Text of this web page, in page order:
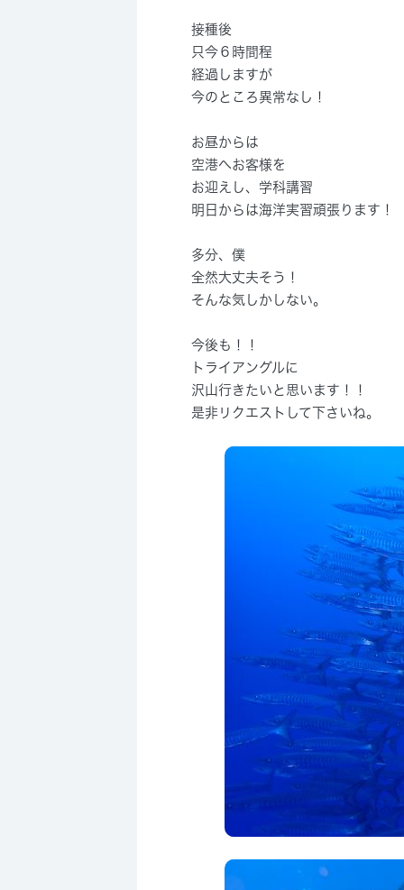
接種後
只今６時間程
経過しますが
今のところ異常なし！
お昼からは
空港へお客様を
お迎えし、学科講習
明日からは海洋実習頑張ります！
多分、僕
全然大丈夫そう！
そんな気しかしない。
今後も！！
トライアングルに
沢山行きたいと思います！！
是非リクエストして下さいね。